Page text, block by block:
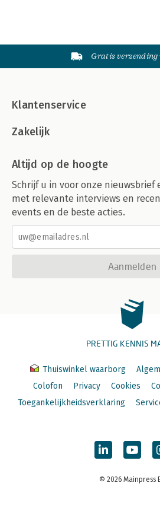
Gratis
Klantenservice
Zakelijk
Altijd op de hoogte
Schrijf u in voor onze
met relevante interviews en
events en de beste acties.
Aanmelden
PRETTIG KENNIS
Thuiswinkel waarborg
Colofon
Privacy Cookies
Toegankelijkheidsverklaring
© 2026 Mainpress